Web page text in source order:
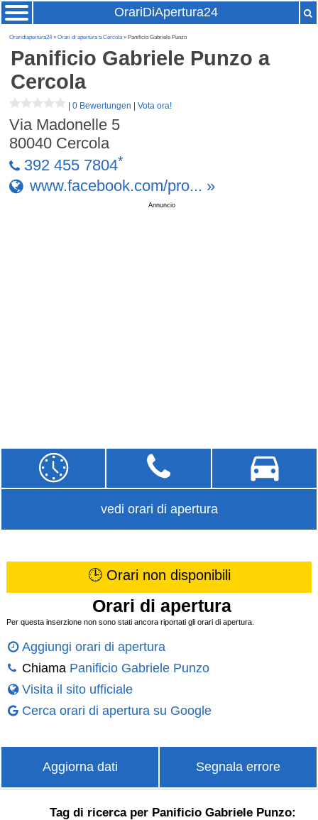
OrariDiApertura24
Oraridiapertura24»Orari di apertura a Cercola» Panificio Gabriele Punzo
Panificio Gabriele Punzo a
Cercola
|0 Bewertungen |Vota ora!
Via Madonelle 5
80040 Cercola
392 455 7804*
www.facebook.com/pro... »
Annuncio
vedi orari di apertura
🕒 Orari non disponibili
Orari di apertura
Per questa inserzione non sono stati ancora riportati gli orari di apertura.
Aggiungi orari di apertura
Chiama Panificio Gabriele Punzo
Visita il sito ufficiale
Cerca orari di apertura su Google
Aggiorna dati Segnala errore
Tag di ricerca per Panificio Gabriele Punzo: